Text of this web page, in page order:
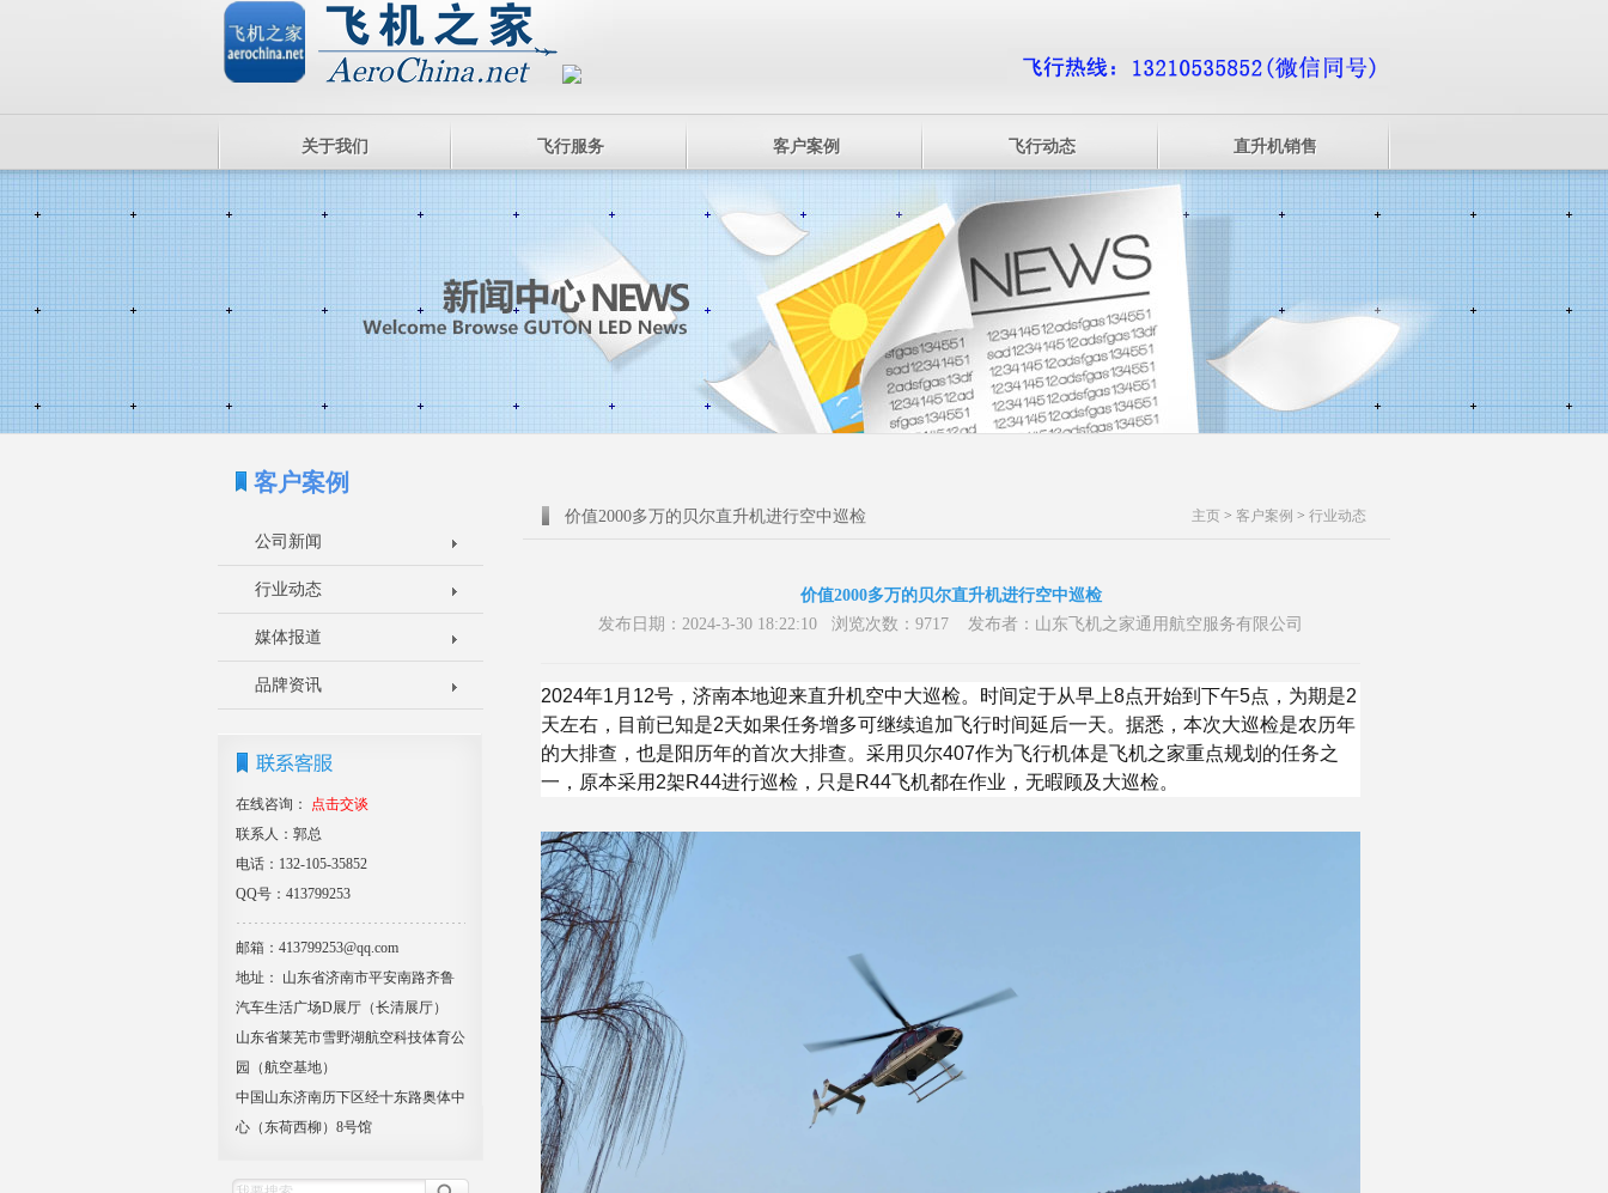
关于我们 飞行服务 客户案例 飞行动态 直升机销售
客户案例
公司新闻
行业动态
媒体报道
品牌资讯
在线咨询：
点击交谈
联系人：郭总
电话：132-105-35852
QQ号：413799253
邮箱：413799253@qq.com
地址： 山东省济南市平安南路齐鲁
汽车生活广场D展厅（长清展厅）
山东省莱芜市雪野湖航空科技体育公
园（航空基地）
中国山东济南历下区经十东路奥体中
心（东荷西柳）8号馆
主页 > 客户案例 > 行业动态
价值2000多万的贝尔直升机进行空中巡检
价值2000多万的贝尔直升机进行空中巡检
发布日期：2024-3-30 18:22:10 浏览次数：9717 发布者：山东飞机之家通用航空服务有限公司
2024年1月12号，济南本地迎来直升机空中大巡检。时间定于从早上8点开始到下午5点，为期是2
天左右，目前已知是2天如果任务增多可继续追加飞行时间延后一天。据悉，本次大巡检是农历年
的大排查，也是阳历年的首次大排查。采用贝尔407作为飞行机体是飞机之家重点规划的任务之
一，原本采用2架R44进行巡检，只是R44飞机都在作业，无暇顾及大巡检。